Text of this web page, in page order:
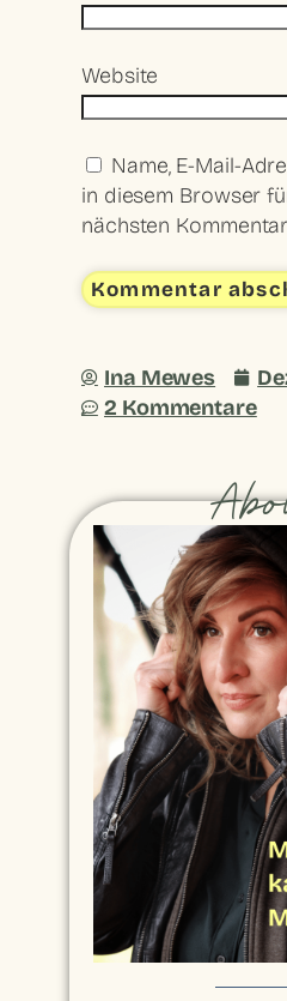
Website
Name, E-Mail-
in diesem Browser
nächsten
Ina Mewes
2 Kommentare